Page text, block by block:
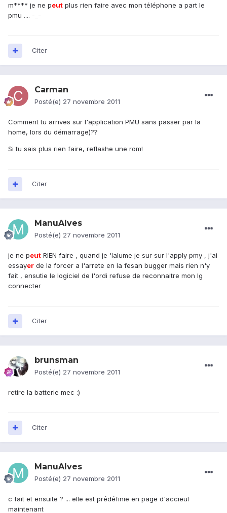
m**** je ne peut plus rien faire avec mon téléphone a part le
pmu .... -_-
Citer
Carman
Posté(e) 27 novembre 2011
Comment tu arrives sur l'application PMU sans passer par la
home, lors du démarrage)??
Si tu sais plus rien faire, reflashe une rom!
Citer
ManuAlves
Posté(e) 27 novembre 2011
je ne peut RIEN faire , quand je 'lalume je sur sur l'apply pmy , j'ai
essayer de la forcer a l'arrete en la fesan bugger mais rien n'y
fait , ensutie le logiciel de l'ordi refuse de reconnaitre mon lg
connecter
Citer
brunsman
Posté(e) 27 novembre 2011
retire la batterie mec :)
Citer
ManuAlves
Posté(e) 27 novembre 2011
c fait et ensuite ? ... elle est prédéfinie en page d'accieul
maintenant